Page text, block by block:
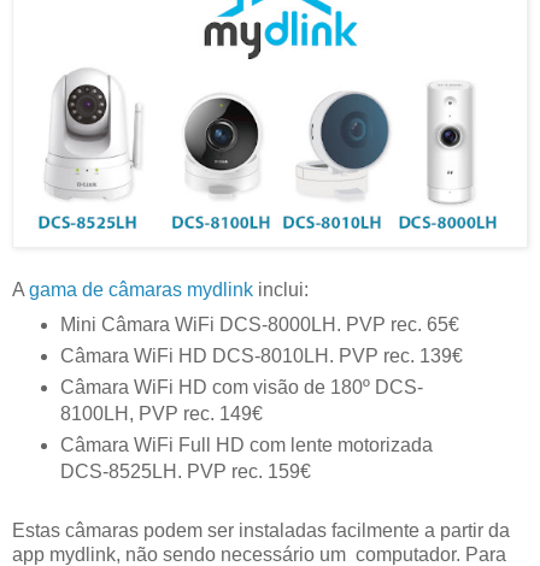
A gama de câmaras mydlink inclui:
Mini Câmara WiFi DCS-8000LH. PVP rec. 65€
Câmara WiFi HD DCS-8010LH. PVP rec. 139€
Câmara WiFi HD com visão de 180º DCS-
8100LH, PVP rec. 149€
Câmara WiFi Full HD com lente motorizada
DCS-8525LH. PVP rec. 159€
Estas câmaras podem ser instaladas facilmente a partir da
app mydlink, não sendo necessário um computador. Para